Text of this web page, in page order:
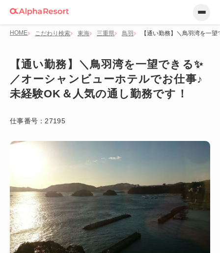
HOME こだわり検索 東海 三重県 鳥羽 【通い勤務】＼鳥羽湾を一
【通い勤務】＼鳥羽湾を一望できる✨
／オーシャンビューホテルでお仕事♪
未経験OK＆人気の通し勤務です！
仕事番号： 27195